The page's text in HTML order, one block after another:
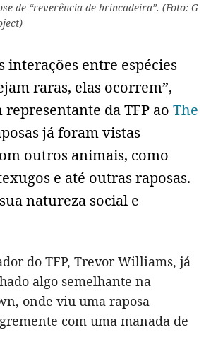
de “reverência de brincadeira”. (Foto: G
interações entre espécies
raras, elas ocorrem”,
da TFP ao The
já foram vistas
outros animais, como
e até outras raposas.
natureza social e
do TFP, Trevor Williams, já
algo semelhante na
onde viu uma raposa
com uma manada de